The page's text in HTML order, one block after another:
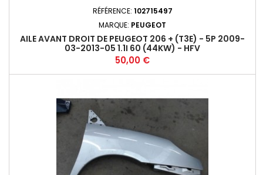
RÉFÉRENCE: 102715497
MARQUE: PEUGEOT
AILE AVANT DROIT DE PEUGEOT 206 + (T3E) - 5P 2009-
03-2013-05 1.1I 60 (44KW) - HFV
Prix
50,00 €